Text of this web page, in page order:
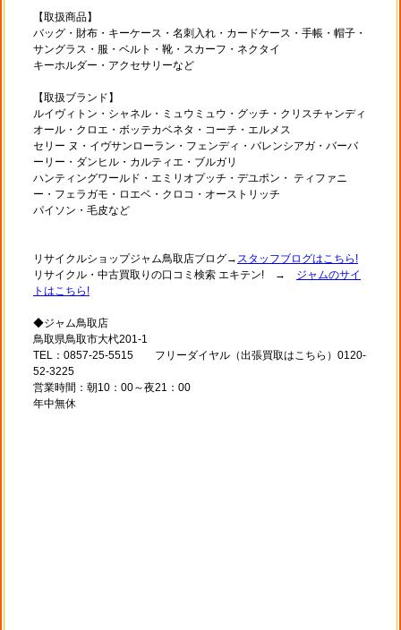
【取扱商品】
バッグ・財布・キーケース・名刺入れ・カードケース・手帳・帽子・
サングラス・服・ベルト・靴・スカーフ・ネクタイ
キーホルダー・アクセサリーなど
【取扱ブランド】
ルイヴィトン・シャネル・ミュウミュウ・グッチ・クリスチャンディ
オール・クロエ・ボッテカベネタ・コーチ・エルメス
セリー ヌ・イヴサンローラン・フェンディ・バレンシアガ・バーバ
ーリー・ダンヒル・カルティエ・ブルガリ
ハンティングワールド・エミリオプッチ・デユポン・ ティファニ
ー・フェラガモ・ロエベ・クロコ・オーストリッチ
パイソン・毛皮など
リサイクルショップジャム鳥取店ブログ→ スタッフブログはこちら!
リサイクル・中古買取りの口コミ検索 エキテン! → ジャムのサイ
トはこちら!
◆ジャム鳥取店
鳥取県鳥取市大杙201-1
TEL：0857-25-5515 フリーダイヤル（出張買取はこちら）0120-
52-3225
営業時間：朝10：00～夜21：00
年中無休